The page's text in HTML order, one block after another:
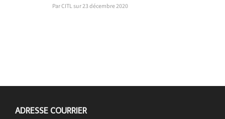
Par CITL sur 23 décembre 2020
ADRESSE COURRIER